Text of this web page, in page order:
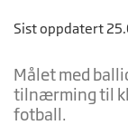
Sist oppdatert
Målet med
tilnærming til
fotball.